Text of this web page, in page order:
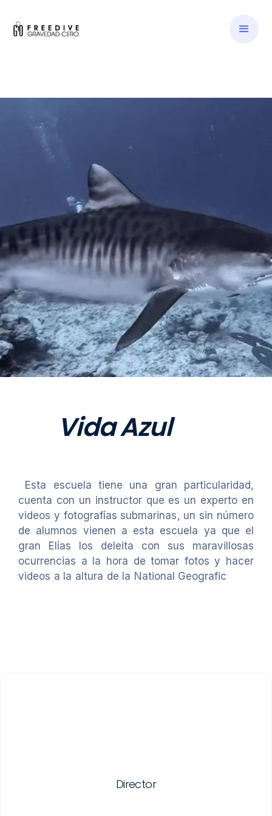
Vida Azul
Esta escuela tiene una gran particularidad,
cuenta con un instructor que es un experto en
videos y fotografías submarinas, un sin número
de alumnos vienen a esta escuela ya que el
gran Elías los deleita con sus maravillosas
ocurrencias a la hora de tomar fotos y hacer
videos a la altura de la National Geografic
Director